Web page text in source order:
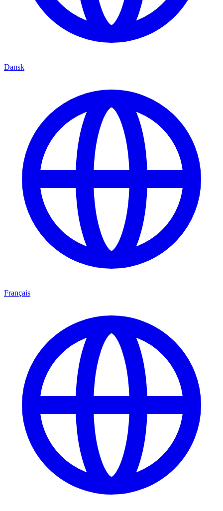
Dansk
Français